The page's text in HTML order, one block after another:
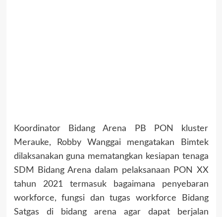
Koordinator Bidang Arena PB PON kluster
Merauke, Robby Wanggai mengatakan Bimtek
dilaksanakan guna mematangkan kesiapan tenaga
SDM Bidang Arena dalam pelaksanaan PON XX
tahun 2021 termasuk bagaimana penyebaran
workforce, fungsi dan tugas workforce Bidang
Satgas di bidang arena agar dapat berjalan